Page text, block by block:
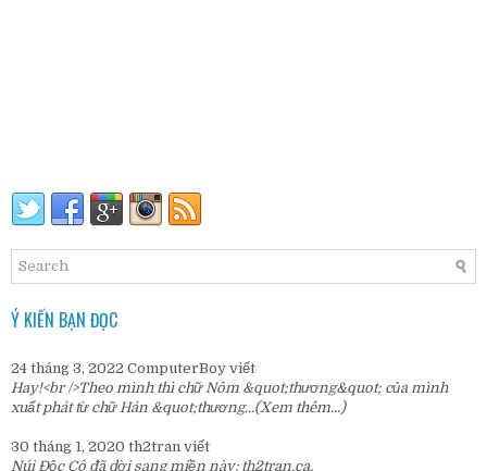
Ý KIẾN BẠN ĐỌC
24 tháng 3, 2022 ComputerBoy viết
Hay!<br />Theo mình thì chữ Nôm &quot;thương&quot; của mình
xuất phát từ chữ Hán &quot;thương...(Xem thêm...)
30 tháng 1, 2020 th2tran viết
Núi Độc Cô đã dời sang miền này: th2tran.ca.